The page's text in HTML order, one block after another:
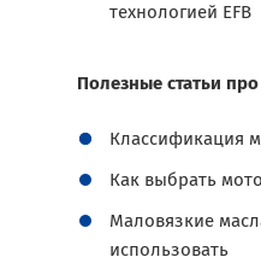
технологией EFB
Полезные статьи
Классификация
Как выбрать
Маловязкие
использовать